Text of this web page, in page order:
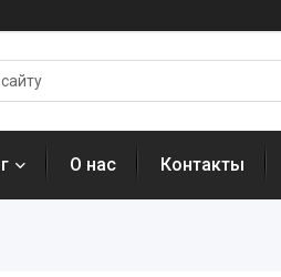
О нас Контакты